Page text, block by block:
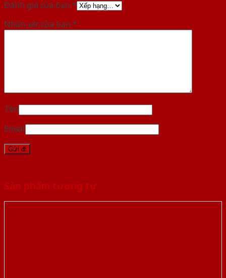
Đánh giá của bạn *
Nhận xét của bạn *
Tên
Email
Sản phẩm tương tự